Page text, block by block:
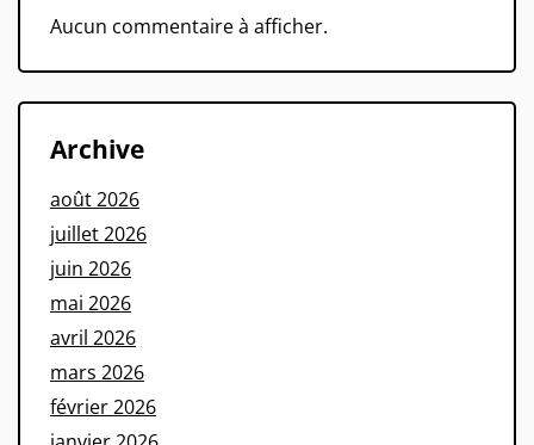
Aucun commentaire à afficher.
Archive
août 2026
juillet 2026
juin 2026
mai 2026
avril 2026
mars 2026
février 2026